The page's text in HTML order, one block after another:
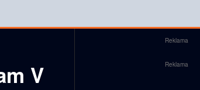
V
Reklama
Reklama